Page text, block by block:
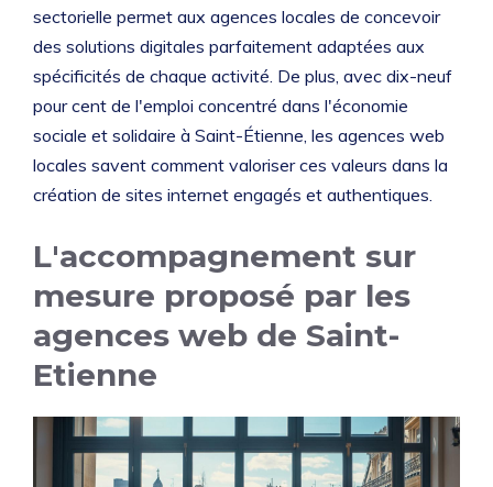
sectorielle permet aux agences locales de concevoir
des solutions digitales parfaitement adaptées aux
spécificités de chaque activité. De plus, avec dix-neuf
pour cent de l'emploi concentré dans l'économie
sociale et solidaire à Saint-Étienne, les agences web
locales savent comment valoriser ces valeurs dans la
création de sites internet engagés et authentiques.
L'accompagnement sur
mesure proposé par les
agences web de Saint-
Etienne